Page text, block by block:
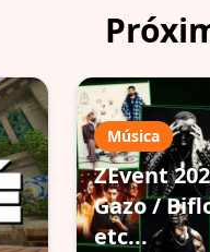
Música
ZEvent
Gazo /
etc...